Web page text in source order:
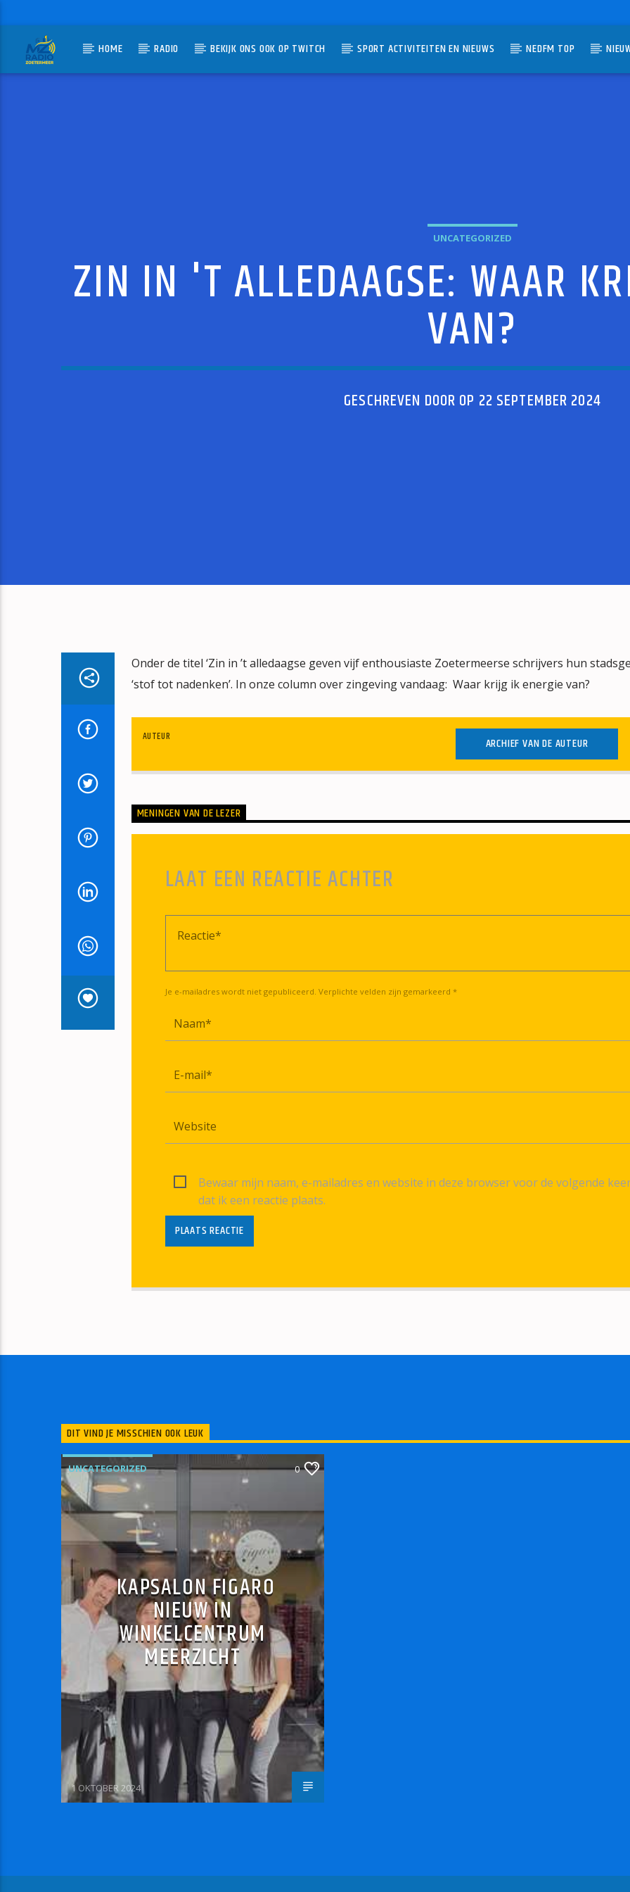
HOME RADIO BEKIJK ONS OOK OP TWITCH SPORT ACTIVITEITEN EN NIEUWS NEDFM TOP
UNCATEGORIZED
ZIN IN 'T ALLEDAAGSE: WAAR
VAN?
GESCHREVEN DOOR OP 22 SEPTEMBER 2024
Onder de titel ‘Zin in ’t alledaagse geven vijf enthousiaste Zoetermeerse schrijvers hun
‘stof tot nadenken’. In onze column over zingeving vandaag: Waar krijg ik energie van?
AUTEUR ARCHIEF VAN DE AUTEUR
MENINGEN VAN DE LEZER
LAAT EEN REACTIE ACHTER
Je e-mailadres wordt niet gepubliceerd. Verplichte velden zijn gemarkeerd *
Bewaar mijn naam, e-mailadres en website in deze browser voor de volgende
dat ik een reactie plaats.
DIT VIND JE MISSCHIEN OOK LEUK
UNCATEGORIZED 0
KAPSALON FIGARO
NIEUW IN
WINKELCENTRUM
MEERZICHT
1 OKTOBER 2024